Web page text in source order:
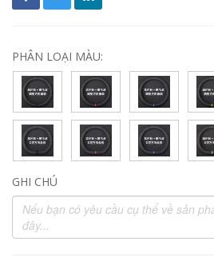
PHÂN LOẠI MÀU:
GHI CHÚ